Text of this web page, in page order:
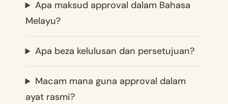
Apa maksud approval dalam Bahasa
Melayu?
Apa beza kelulusan dan persetujuan?
Macam mana guna approval dalam
ayat rasmi?